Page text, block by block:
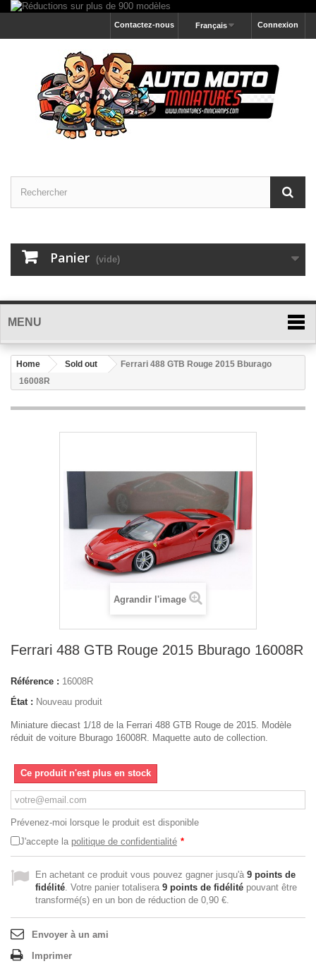
Connexion
Français
Contactez-nous
Panier (vide)
MENU
Home Sold out
Ferrari 488 GTB Rouge 2015 Bburago
16008R
Agrandir l'image
Ferrari 488 GTB Rouge 2015 Bburago 16008R
Référence : 16008R
État : Nouveau produit
Miniature diecast 1/18 de la Ferrari 488 GTB Rouge de 2015. Modèle
réduit de voiture Bburago 16008R. Maquette auto de collection.
Ce produit n'est plus en stock
Prévenez-moi lorsque le produit est disponible
J'accepte la politique de confidentialité *
En achetant ce produit vous pouvez gagner jusqu'à 9 points de
fidélité. Votre panier totalisera 9 points de fidélité pouvant être
transformé(s) en un bon de réduction de 0,90 €.
Envoyer à un ami
Imprimer